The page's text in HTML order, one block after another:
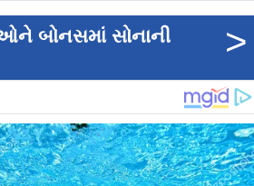
બોનસમાં સોનાની
>